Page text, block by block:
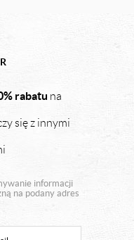
rabatu na
się z innymi
informacji
na podany adres